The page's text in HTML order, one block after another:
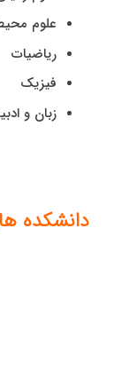
علوم
ریاضیات
فیزیک
زبان و
دانشکده